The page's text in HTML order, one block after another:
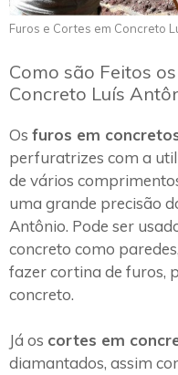
Furos e Cortes em Concreto
Como são Feitos
Concreto Luís
Os furos em
perfuratrizes com a
de vários
uma grande precisão
Antônio. Pode ser
concreto como
fazer cortina de furos,
concreto.
Já os cortes em
diamantados, assim